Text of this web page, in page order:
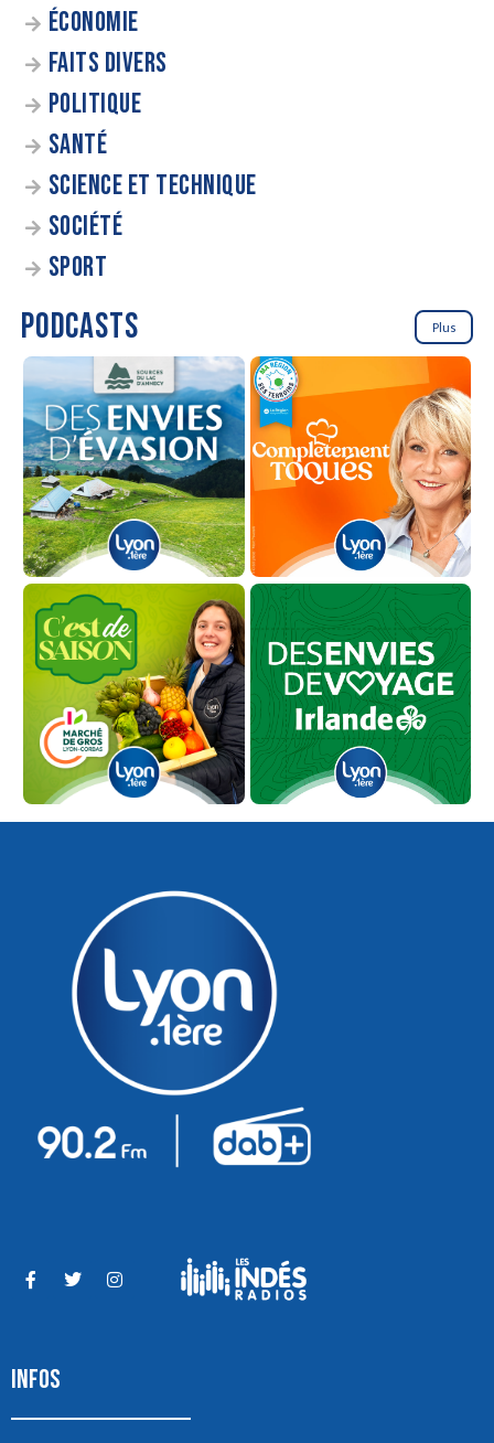
ÉCONOMIE
FAITS DIVERS
POLITIQUE
SANTÉ
SCIENCE ET TECHNIQUE
SOCIÉTÉ
SPORT
PODCASTS Plus
INFOS